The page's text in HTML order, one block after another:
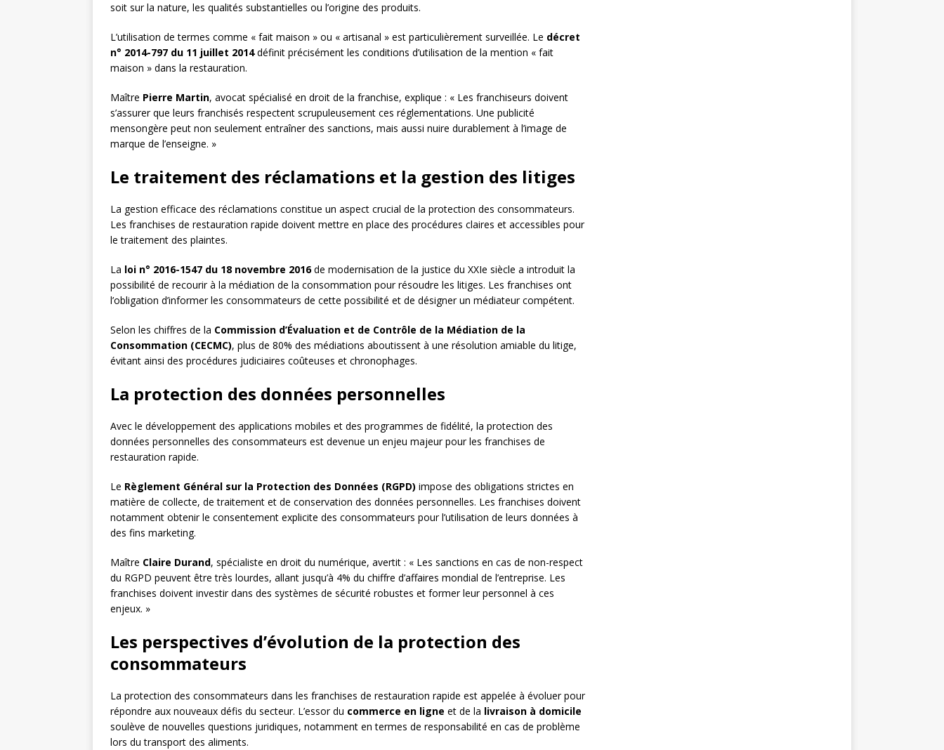
soit sur la nature, les qualités substantielles ou l’origine des produits.
L’utilisation de termes comme « fait maison » ou « artisanal » est particulièrement surveillée. Le décret
n° 2014-797 du 11 juillet 2014définit précisément les conditions d’utilisation de la mention « fait
maison » dans la restauration.
Maître Pierre Martin, avocat spécialisé en droit de la franchise, explique : « Les franchiseurs doivent
s’assurer que leurs franchisés respectent scrupuleusement ces réglementations. Une publicité
mensongère peut non seulement entraîner des sanctions, mais aussi nuire durablement à l’image de
marque de l’enseigne. »
Le traitement des réclamations et la gestion des litiges
La gestion efficace des réclamations constitue un aspect crucial de la protection des consommateurs.
Les franchises de restauration rapide doivent mettre en place des procédures claires et accessibles pour
le traitement des plaintes.
La loi n° 2016-1547 du 18 novembre 2016de modernisation de la justice du XXIe siècle a introduit la
possibilité de recourir à la médiation de la consommation pour résoudre les litiges. Les franchises ont
l’obligation d’informer les consommateurs de cette possibilité et de désigner un médiateur compétent.
Selon les chiffres de la Commission d’Évaluation et de Contrôle de la Médiation de la
Consommation (CECMC), plus de 80% des médiations aboutissent à une résolution amiable du litige,
évitant ainsi des procédures judiciaires coûteuses et chronophages.
La protection des données personnelles
Avec le développement des applications mobiles et des programmes de fidélité, la protection des
données personnelles des consommateurs est devenue un enjeu majeur pour les franchises de
restauration rapide.
Le Règlement Général sur la Protection des Données (RGPD) impose des obligations strictes en
matière de collecte, de traitement et de conservation des données personnelles. Les franchises doivent
notamment obtenir le consentement explicite des consommateurs pour l’utilisation de leurs données à
des fins marketing.
Maître Claire Durand, spécialiste en droit du numérique, avertit : « Les sanctions en cas de non-respect
du RGPD peuvent être très lourdes, allant jusqu’à 4% du chiffre d’affaires mondial de l’entreprise. Les
franchises doivent investir dans des systèmes de sécurité robustes et former leur personnel à ces
enjeux. »
Les perspectives d’évolution de la protection des
consommateurs
La protection des consommateurs dans les franchises de restauration rapide est appelée à évoluer pour
répondre aux nouveaux défis du secteur. L’essor du commerce en ligne et de la livraison à domicile
soulève de nouvelles questions juridiques, notamment en termes de responsabilité en cas de problème
lors du transport des aliments.